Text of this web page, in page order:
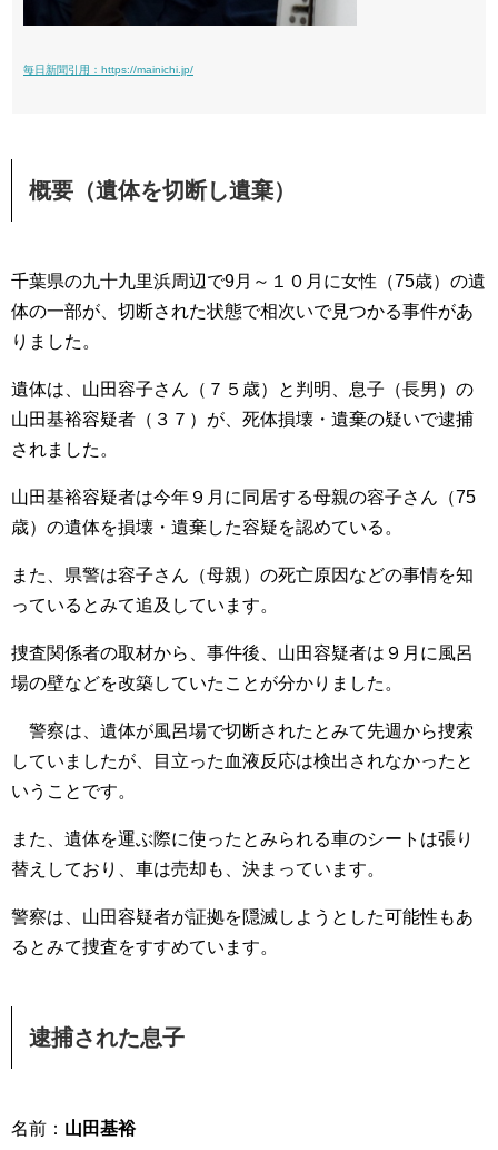
毎日新聞引用：https://mainichi.jp/
概要（遺体を切断し遺棄）
千葉県の九十九里浜周辺で9月～１０月に女性（75歳）の遺
体の一部が、切断された状態で相次いで見つかる事件があ
りました。
遺体は、山田容子さん（７５歳）と判明、息子（長男）の
山田基裕容疑者（３７）が、死体損壊・遺棄の疑いで逮捕
されました。
山田基裕容疑者は今年９月に同居する母親の容子さん（75
歳）の遺体を損壊・遺棄した容疑を認めている。
また、県警は容子さん（母親）の死亡原因などの事情を知
っているとみて追及しています。
捜査関係者の取材から、事件後、山田容疑者は９月に風呂
場の壁などを改築していたことが分かりました。
警察は、遺体が風呂場で切断されたとみて先週から捜索
していましたが、目立った血液反応は検出されなかったと
いうことです。
また、遺体を運ぶ際に使ったとみられる車のシートは張り
替えしており、車は売却も、決まっています。
警察は、山田容疑者が証拠を隠滅しようとした可能性もあ
るとみて捜査をすすめています。
逮捕された息子
名前： 山田基裕